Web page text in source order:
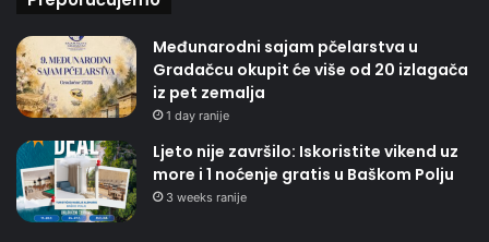
Međunarodni sajam pčelarstva u
Gradačcu okupit će više od 20 izlagača
iz pet zemalja
1 day ranije
Ljeto nije završilo: Iskoristite vikend uz
more i 1 noćenje gratis u Baškom Polju
3 weeks ranije